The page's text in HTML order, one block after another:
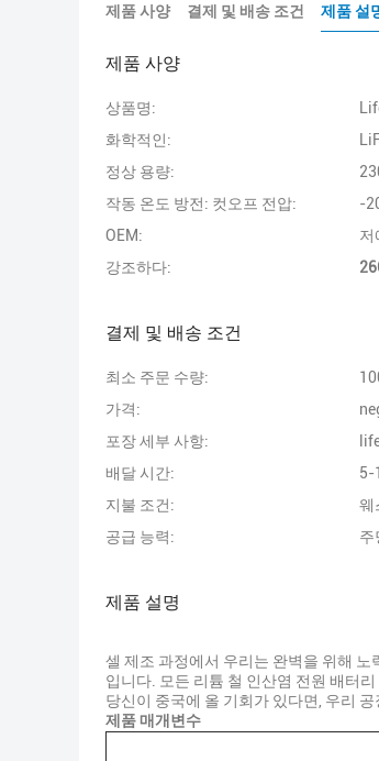
제품 사양 결제 및 배송 조건 제품 설
제품 사양
상품명:
화학적인:
정상 용량:
작동 온도 방전: 컷오프 전압:
-
OEM:
저
강조하다:
결제 및 배송 조건
최소 주문 수량:
가격:
포장 세부 사항:
배달 시간:
5-
지불 조건:
웨
공급 능력:
주
제품 설명
셀 제조 과정에서 우리는 완벽을 위해
입니다. 모든 리튬 철 인산염 전원 배터
당신이 중국에 올 기회가 있다면, 우리
제품 매개변수